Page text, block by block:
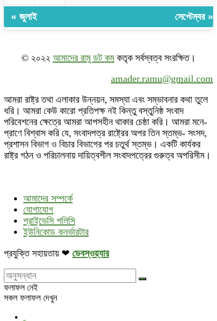
« জুলাই সেপ্টেম্বর »
© ২০২২ আমাদের রামু ডট কমকতৃক সর্বস্বত্ব সংরক্ষিত।
amader.ramu@gmail.com
আমরা রাষ্ট্র তথা এলাকার উন্নয়ন, সমস্যা এবং সম্ভাবনার কথা তুলে
ধরি। আমরা কেউ কারো প্রতিপক্ষ নই কিন্তু বস্তুনিষ্ঠ সংবাদ
পরিবেশনের ক্ষেত্রে আমরা আপসহীন থাকার চেষ্ঠা করি। আমরা মনে-
প্রাণে বিশ্বাস করি যে, সংবাদপত্র রাষ্ট্রের অপর তিন স্তম্ভ- সংসদ,
প্রশাসন বিভাগ ও বিচার বিভাগের পর চতুর্থ স্তম্ভ। একটি কার্যকর
রাষ্ট্র গঠন ও পরিচালনায় দায়িত্বশীল সংবাদপত্রের গুরুত্ব অপরিসীম।
আমাদের সম্পর্কে
যোগাযোগ
প্রাইভেসি পলিসি
ইউনিকোড কনর্ভারটার
প্রযুক্তি সহায়তায় ❤ ডেবস্ওয়্যার
ফলাফল নেই
সকল ফলাফল দেখুন